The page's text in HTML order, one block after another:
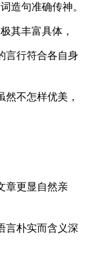
造句准确传神。
其丰富具体，
言行符合各自身
然不怎样优美，
章更显自然亲
言朴实而含义深